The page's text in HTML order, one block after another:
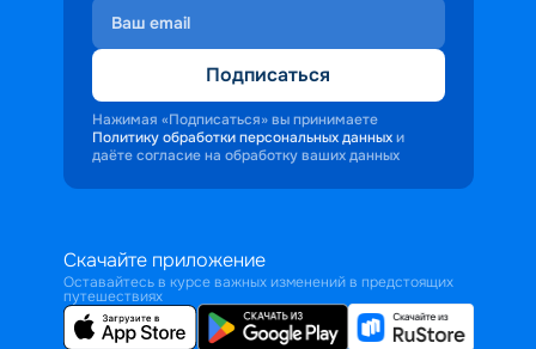
Подписаться
Нажимая «Подписаться» вы принимаете
Политику обработки персональных данных и
даёте согласие на обработку ваших данных
Скачайте приложение
Оставайтесь в курсе важных изменений в предстоящих
путешествиях